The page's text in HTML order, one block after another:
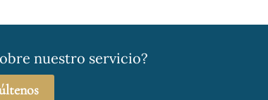
nuestro servicio?